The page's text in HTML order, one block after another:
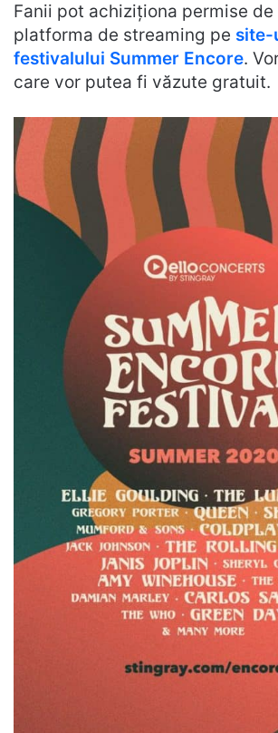
Fanii pot achiziționa permise de
platforma de streaming pe site-
festivalului Summer Encore.
care vor putea fi văzute gratuit.